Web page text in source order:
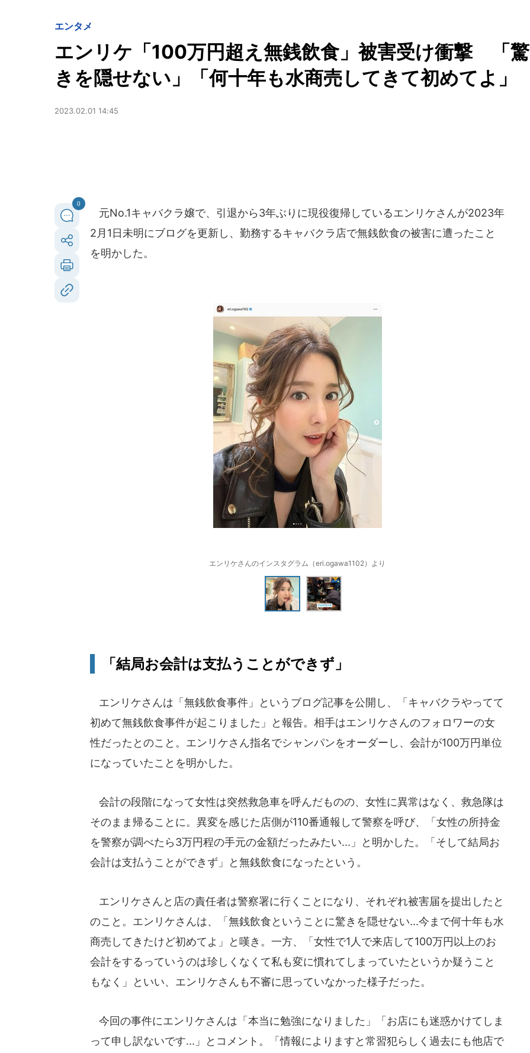
エンタメ
エンリケ「100万円超え無銭飲食」被害受け衝撃 「驚
きを隠せない」「何十年も水商売してきて初めてよ」
2023.02.01 14:45
0
元No.1キャバクラ嬢で、引退から3年ぶりに現役復帰しているエンリケさんが2023年
2月1日未明にブログを更新し、勤務するキャバクラ店で無銭飲食の被害に遭ったこと
を明かした。
エンリケさんのインスタグラム（eri.ogawa1102）より
「結局お会計は支払うことができず」
エンリケさんは「無銭飲食事件」というブログ記事を公開し、「キャバクラやってて
初めて無銭飲食事件が起こりました」と報告。相手はエンリケさんのフォロワーの女
性だったとのこと。エンリケさん指名でシャンパンをオーダーし、会計が100万円単位
になっていたことを明かした。
会計の段階になって女性は突然救急車を呼んだものの、女性に異常はなく、救急隊は
そのまま帰ることに。異変を感じた店側が110番通報して警察を呼び、「女性の所持金
を警察が調べたら3万円程の手元の金額だったみたい...」と明かした。「そして結局お
会計は支払うことができず」と無銭飲食になったという。
エンリケさんと店の責任者は警察署に行くことになり、それぞれ被害届を提出したと
のこと。エンリケさんは、「無銭飲食ということに驚きを隠せない...今まで何十年も水
商売してきたけど初めてよ」と嘆き。一方、「女性で1人で来店して100万円以上のお
会計をするっていうのは珍しくなくて私も変に慣れてしまっていたというか疑うこと
もなく」といい、エンリケさんも不審に思っていなかった様子だった。
今回の事件にエンリケさんは「本当に勉強になりました」「お店にも迷惑かけてしま
って申し訳ないです...」とコメント。「情報によりますと常習犯らしく過去にも他店で